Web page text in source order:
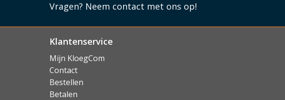
Vragen? Neem contact met ons op!
Klantenservice
Mijn KloegCom
Contact
Bestellen
Betalen